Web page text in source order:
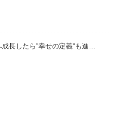
長したら”幸せの定義”も進…